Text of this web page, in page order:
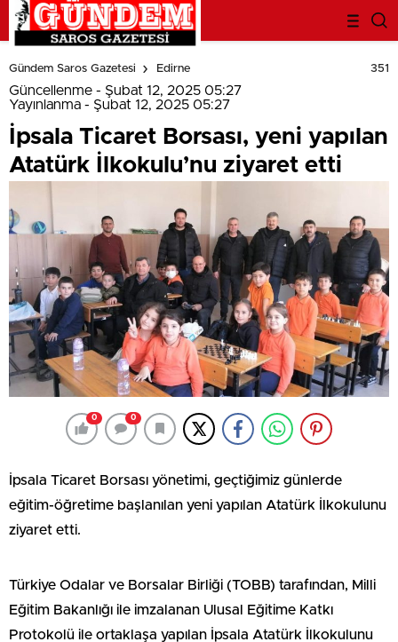
deneme
bonusu
evden
eve
nakliyat
veren
bahis
siteleri
bahis
casino
siteleri
parça
eşya
taşıma
evden
eve
nakliyat
nakliyat
Gündem Saros Gazetesi Edirne 351
Güncellenme - Şubat 12, 2025 05:27
Yayınlanma - Şubat 12, 2025 05:27
İpsala Ticaret Borsası, yeni yapılan
Atatürk İlkokulu’nu ziyaret etti
0 0
İpsala Ticaret Borsası yönetimi, geçtiğimiz günlerde
eğitim-öğretime başlanılan yeni yapılan Atatürk İlkokulunu
ziyaret etti.
Türkiye Odalar ve Borsalar Birliği (TOBB) tarafından, Milli
Eğitim Bakanlığı ile imzalanan Ulusal Eğitime Katkı
Protokolü ile ortaklaşa yapılan İpsala Atatürk İlkokulunu